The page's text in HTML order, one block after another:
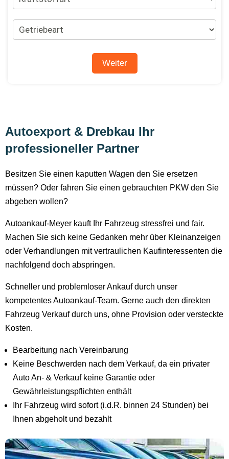
Autoexport & Drebkau Ihr
professioneller Partner
Besitzen Sie einen kaputten Wagen den Sie ersetzen
müssen? Oder fahren Sie einen gebrauchten PKW den Sie
abgeben wollen?
Autoankauf-Meyer kauft Ihr Fahrzeug stressfrei und fair.
Machen Sie sich keine Gedanken mehr über Kleinanzeigen
oder Verhandlungen mit vertraulichen Kaufinteressenten die
nachfolgend doch abspringen.
Schneller und problemloser Ankauf durch unser
kompetentes Autoankauf-Team. Gerne auch den direkten
Fahrzeug Verkauf durch uns, ohne Provision oder versteckte
Kosten.
Bearbeitung nach Vereinbarung
Keine Beschwerden nach dem Verkauf, da ein privater
Auto An- & Verkauf keine Garantie oder
Gewährleistungspflichten enthält
Ihr Fahrzeug wird sofort (i.d.R. binnen 24 Stunden) bei
Ihnen abgeholt und bezahlt